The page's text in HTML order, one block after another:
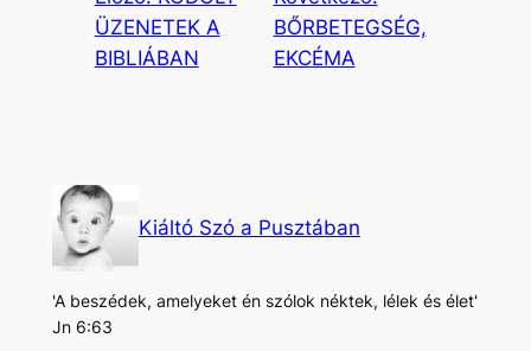
ÜZENETEK A
BIBLIÁBAN
BŐRBETEGSÉG,
EKCÉMA
Kiáltó Szó a Pusztában
'A beszédek, amelyeket én szólok néktek, lélek és élet'
Jn 6:63